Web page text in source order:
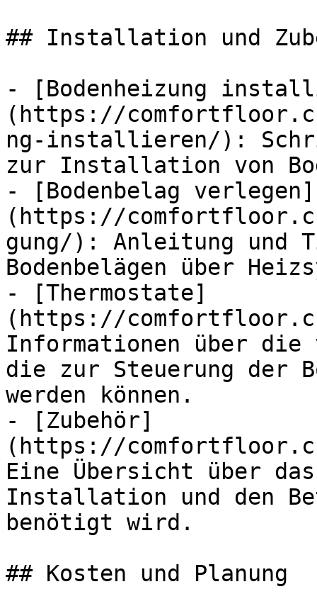
## Installation und
- [Bodenheizung
(https://
ng-installieren/):
zur Installation von
- [Bodenbelag verlegen]
(https://
gung/): Anleitung und
Bodenbelägen über
- [Thermostate]
(https://
Informationen über die
die zur Steuerung der
werden können.
- [Zubehör]
(https://
Eine Übersicht über
Installation und den
benötigt wird.
## Kosten und Planung